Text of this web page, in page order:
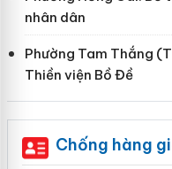
nhân dân
Phường Tam Thắng
Thiền viện Bồ Đề
Chống hàng